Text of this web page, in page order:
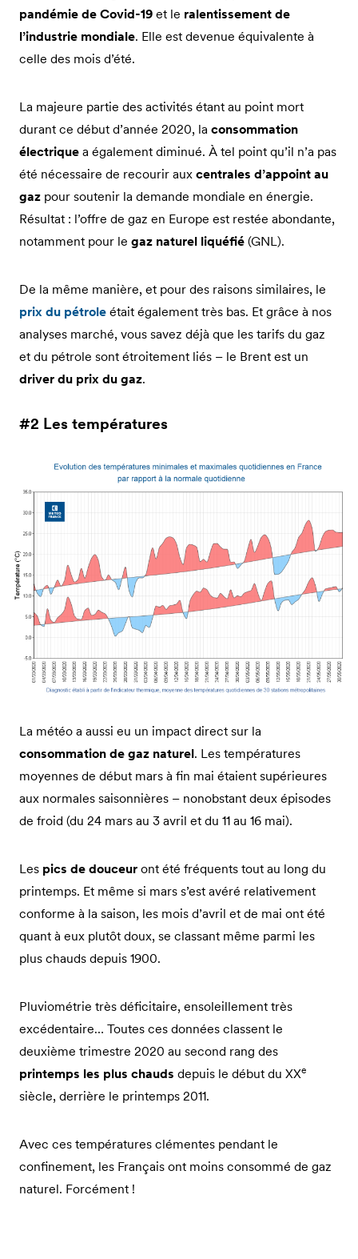
pandémie de Covid-19 et le ralentissement de
l’industrie mondiale. Elle est devenue équivalente à
celle des mois d’été.
La majeure partie des activités étant au point mort
durant ce début d’année 2020, la consommation
électrique a également diminué. À tel point qu’il n’a pas
été nécessaire de recourir aux centrales d’appoint au
gaz pour soutenir la demande mondiale en énergie.
Résultat : l’offre de gaz en Europe est restée abondante,
notamment pour le gaz naturel liquéfié (GNL).
De la même manière, et pour des raisons similaires, le
prix du pétrole était également très bas. Et grâce à nos
analyses marché, vous savez déjà que les tarifs du gaz
et du pétrole sont étroitement liés – le Brent est un
driver du prix du gaz.
#2 Les températures
La météo a aussi eu un impact direct sur la
consommation de gaz naturel. Les températures
moyennes de début mars à fin mai étaient supérieures
aux normales saisonnières – nonobstant deux épisodes
de froid (du 24 mars au 3 avril et du 11 au 16 mai).
Les pics de douceur ont été fréquents tout au long du
printemps. Et même si mars s’est avéré relativement
conforme à la saison, les mois d’avril et de mai ont été
quant à eux plutôt doux, se classant même parmi les
plus chauds depuis 1900.
Pluviométrie très déficitaire, ensoleillement très
excédentaire… Toutes ces données classent le
deuxième trimestre 2020 au second rang des
printemps les plus chauds depuis le début du XXe
siècle, derrière le printemps 2011.
Avec ces températures clémentes pendant le
confinement, les Français ont moins consommé de gaz
naturel. Forcément !